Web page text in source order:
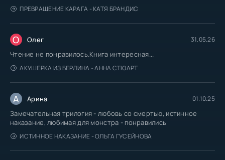
ПРЕВРАЩЕНИЕ КАРАГА - КАТЯ БРАНДИС
О Олег 31.05.26
Чтение не понравилось.Книга интересная...
АКУШЕРКА ИЗ БЕРЛИНА - АННА СТЮАРТ
А Арина 01.10.25
Замечательная трилогия - любовь со смертью, истинное
наказание, любимая для монстра - понравились
ИСТИННОЕ НАКАЗАНИЕ - ОЛЬГА ГУСЕЙНОВА